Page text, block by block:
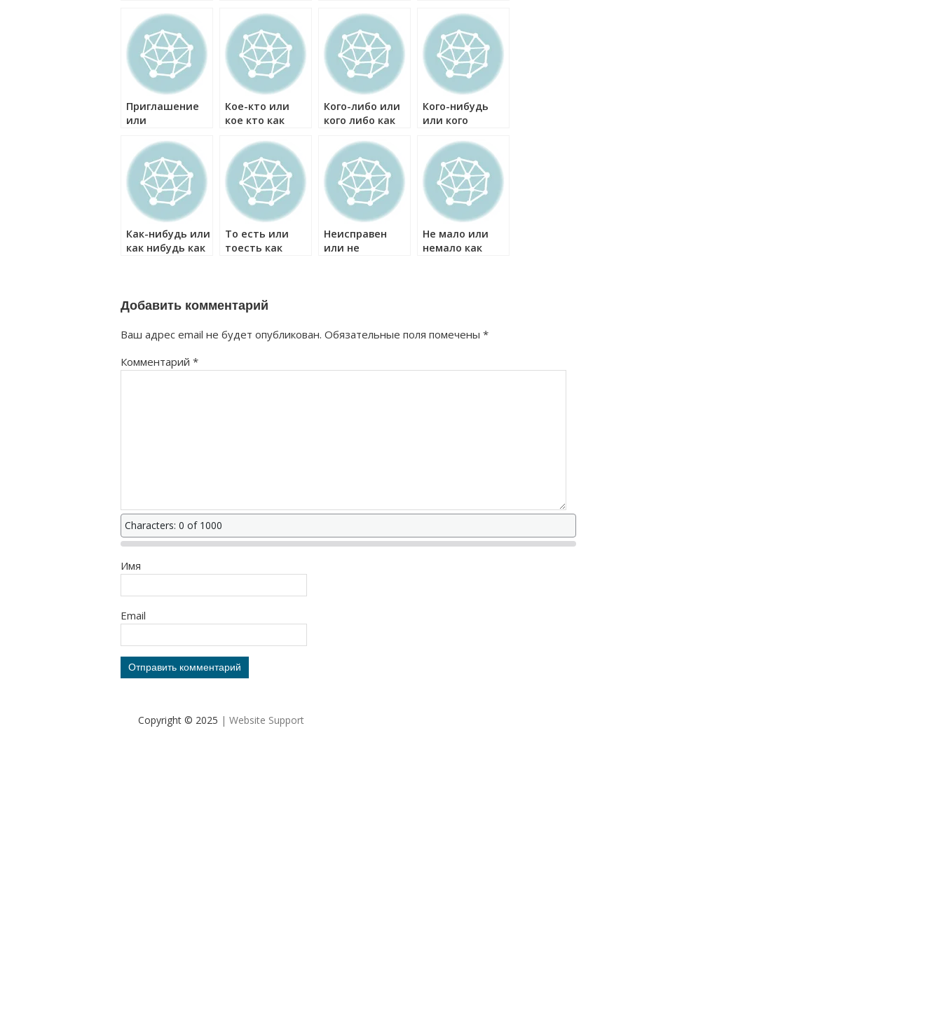
как правильно?
правильно?
Приглашение
или
как правильно?
Кое-кто или
кое кто как
Кого-либо или
кого либо как
Кого-нибудь
или кого
правильно?
Как-нибудь или
как нибудь как
То есть или
тоесть как
Неисправен
или не
Не мало или
немало как
Добавить комментарий
Ваш адрес email не будет опубликован. Обязательные поля помечены *
Комментарий *
Characters: 0 of 1000
Имя
Email
Copyright © 2025 | Website Support